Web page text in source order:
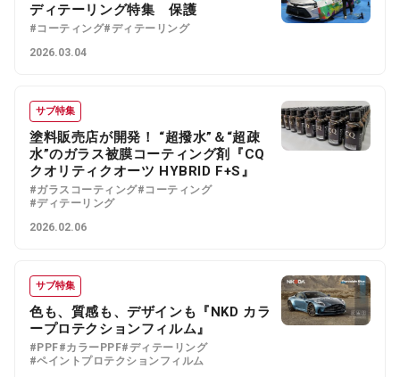
ディテーリング特集 保護
#コーティング#ディテーリング
2026.03.04
サブ特集
塗料販売店が開発！ “超撥水”＆“超疎
水”のガラス被膜コーティング剤『CQ
クオリティクオーツ HYBRID F+S』
#ガラスコーティング#コーティング
#ディテーリング
2026.02.06
サブ特集
色も、質感も、デザインも『NKD カラ
ープロテクションフィルム』
#PPF#カラーPPF#ディテーリング
#ペイントプロテクションフィルム